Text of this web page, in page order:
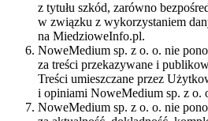
z tytułu szkód, zarówno
w związku z wykorzystaniem
na MiedzioweInfo.pl.
NoweMedium sp. z o. o. nie
za treści przekazywane i
Treści umieszczane przez
i opiniami NoweMedium sp. z o.
NoweMedium sp. z o. o. nie